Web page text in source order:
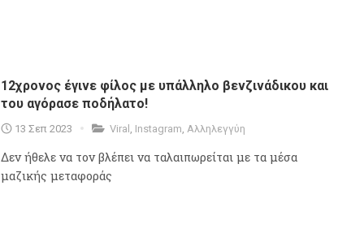
12χρονος έγινε φίλος με υπάλληλο βενζινάδικου και
του αγόρασε ποδήλατο!
13 Σεπ 2023 Viral Instagram Αλληλεγγύη
Δεν ήθελε να τον βλέπει να ταλαιπωρείται με τα μέσα
μαζικής μεταφοράς